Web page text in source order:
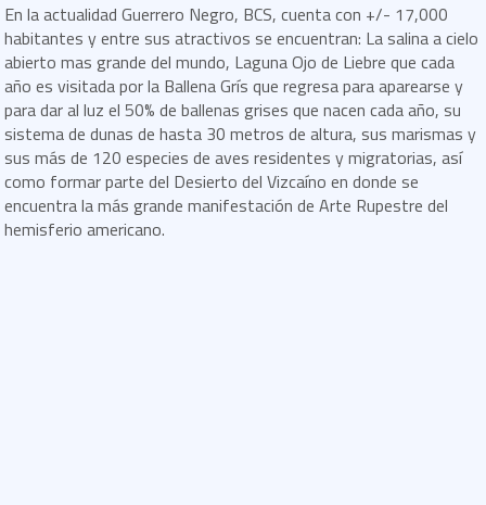
En la actualidad Guerrero Negro, BCS, cuenta con +/- 17,000
habitantes y entre sus atractivos se encuentran: La salina a cielo
abierto mas grande del mundo, Laguna Ojo de Liebre que cada
año es visitada por la Ballena Grís que regresa para aparearse y
para dar al luz el 50% de ballenas grises que nacen cada año, su
sistema de dunas de hasta 30 metros de altura, sus marismas y
sus más de 120 especies de aves residentes y migratorias, así
como formar parte del Desierto del Vizcaíno en donde se
encuentra la más grande manifestación de Arte Rupestre del
hemisferio americano.